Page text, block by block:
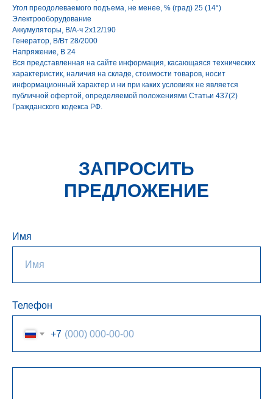
Угол преодолеваемого подъема, не менее, % (град) 25 (14°)
Электрооборудование
Аккумуляторы, В/А·ч 2х12/190
Генератор, В/Вт 28/2000
Напряжение, B 24
Вся представленная на сайте информация, касающаяся технических
характеристик, наличия на складе, стоимости товаров, носит
информационный характер и ни при каких условиях не является
публичной офертой, определяемой положениями Статьи 437(2)
Гражданского кодекса РФ.
ЗАПРОСИТЬ
ПРЕДЛОЖЕНИЕ
Имя
Телефон
+7